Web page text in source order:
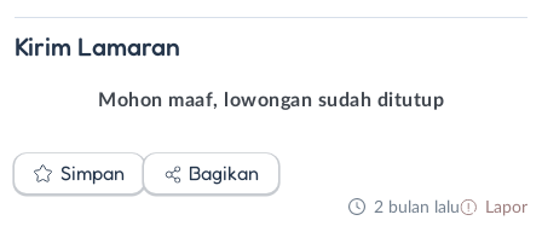
Kirim Lamaran
Mohon maaf, lowongan sudah ditutup
Simpan Bagikan
2 bulan lalu Lapor